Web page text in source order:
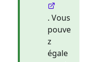
. Vous
pouve
z
égale